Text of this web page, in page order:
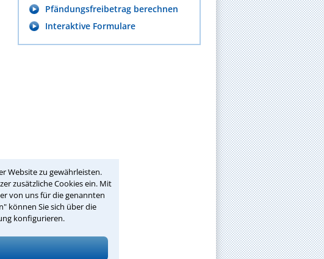
Website zu gewährleisten.
zusätzliche Cookies ein. Mit
von uns für die genannten
können Sie sich über die
konfigurieren.
Pfändungsfreibetrag berechnen
Interaktive Formulare